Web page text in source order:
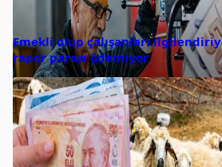
Emekli olup çalışanları
rapor parası ödemiyor